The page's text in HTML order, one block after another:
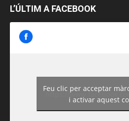
L’ÚLTIM A FACEBOOK
https://
Feu clic per acceptar
i activar aquest